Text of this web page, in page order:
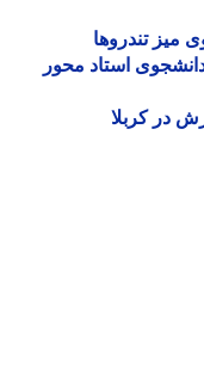
تندروها
استاد محور
کربلا